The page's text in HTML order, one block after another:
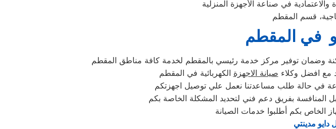
في المقطم
وضمان توفير مركز خدمة رئيسي بالمقطم لخدمة كافة مناطق المقطم
مع افضل وكلاء صيانة الاجهزة الكهربائية في المقطم
المنافسة بفريق دعم فني لتحديد المشكلة الخاصة بكم
الخاص بكم أطلبوا خدمات الصيانة
دايو مدينتي